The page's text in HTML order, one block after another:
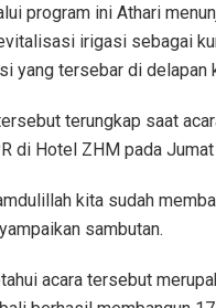
program ini Athari
irigasi sebagai
yang tersebar di delapan
terungkap saat
di Hotel ZHM pada
kita sudah
sambutan.
acara tersebut